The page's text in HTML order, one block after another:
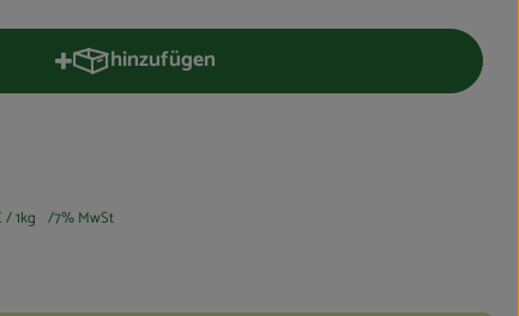
hinzufügen
Produkt zum Warenkorb hinzufügen
/ 1kg 7% MwSt